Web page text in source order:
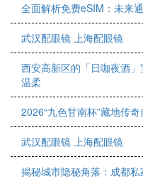
全面解析免费eSIM：未来
武汉配眼镜 上海配眼镜
西安高新区的「日咖夜酒
温柔
2026“九色甘南杯”藏地传
武汉配眼镜 上海配眼镜
揭秘城市隐秘角落：成都